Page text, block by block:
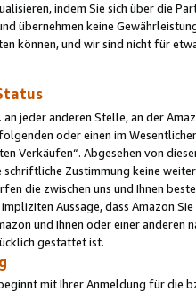
indem Sie sich über die
übernehmen keine
können, und wir sind nicht für
an jeder anderen Stelle, an der
oder einen im
Verkäufen“. Abgesehen von
Zustimmung keine
die zwischen uns und Ihnen
Aussage, dass Amazon
und Ihnen oder einer
gestattet ist.
mit Ihrer Anmeldung für die